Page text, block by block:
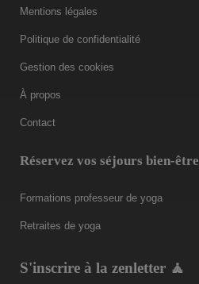
Mentions légales
Politique de confidentialité
Gestion des cookies
À propos
Contact
Réservez vos séjours bien-être
Formations professeur de yoga
Retraites de yoga
S'inscrire à la zenletter 🧘